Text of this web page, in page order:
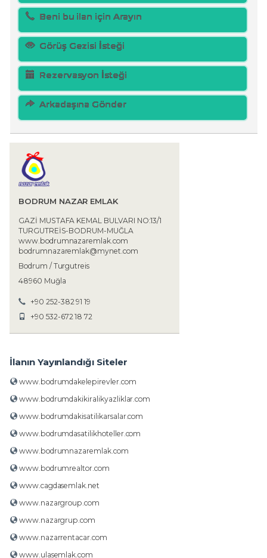
Beni bu ilan için Arayın
Görüş Gezisi İsteği
Rezervasyon İsteği
Arkadaşına Gönder
BODRUM NAZAR EMLAK
GAZİ MUSTAFA KEMAL BULVARI NO:13/1
TURGUTREİS-BODRUM-MUĞLA
www.bodrumnazaremlak.com
bodrumnazaremlak@mynet.com
Bodrum / Turgutreis
48960 Muğla
+90 252-382 91 19
+90 532-672 18 72
İlanın Yayınlandığı Siteler
www.bodrumdakelepirevler.com
www.bodrumdakikiralikyazliklar.com
www.bodrumdakisatilikarsalar.com
www.bodrumdasatilikhoteller.com
www.bodrumnazaremlak.com
www.bodrumrealtor.com
www.cagdasemlak.net
www.nazargroup.com
www.nazargrup.com
www.nazarrentacar.com
www.ulasemlak.com